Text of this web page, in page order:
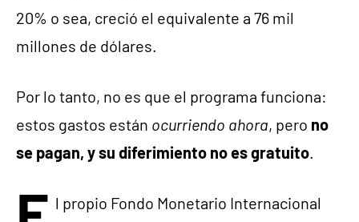
20% o sea, creció el equivalente a 76 mil
millones de dólares.
Por lo tanto, no es que el programa funciona:
estos gastos están ocurriendo ahora, pero no
se pagan, y su diferimiento no es gratuito.
l propio Fondo Monetario Internacional